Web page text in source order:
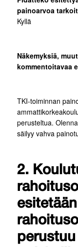
painoarvoa
Kyllä
Näkemyksiä,
kommentoitavaa
TKI-toiminnan
perusteltua.
säilyy vahva
2.